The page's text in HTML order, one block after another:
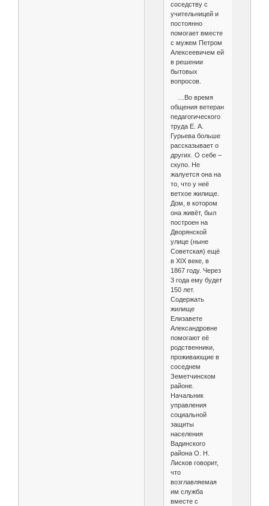
соседству с
учительницей и
постоянно
помогает вместе
с мужем Петром
Алексеевичем ей
в решении
бытовых
вопросов.
…Во время
общения ветеран
педагогического
труда Е. А.
Гурьева больше
рассказывает о
других. О себе –
скупо. Не
жалуется она на
то, что у неё
ветхое жилище.
Дом, в котором
она живёт, был
построен на
Дворянской
улице (ныне
Советская) ещё
в XIX веке, в
1867 году. Через
3 года ему будет
150 лет.
Содержать
жилище
Елизавете
Александровне
помогают её
родственники,
проживающие в
соседнем
Земетчинском
районе.
Начальник
управления
социальной
защиты
населения
Вадинского
района О. Н.
Лисков говорит,
что
возглавляемая
им служба
вместе с